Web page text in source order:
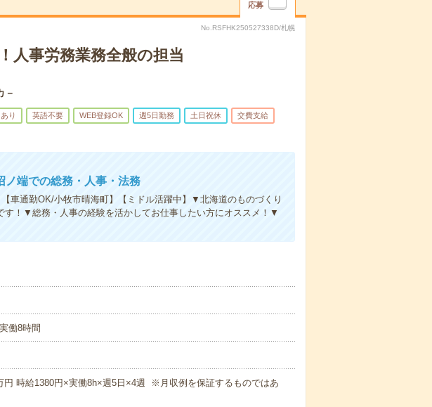
応募
No.RSFHK250527338D/札幌
人事労務業務全般の担当
－
り 英語不要 WEB登録OK 週5日勤務 土日祝休 交費支給
ノ端での総務・人事・法務
【車通勤OK/小牧市晴海町】【ミドル活躍中】▼北海道のものづくり
す！▼総務・人事の経験を活かしてお仕事したい方にオススメ！▼
働8時間
時給1380円×実働8h×週5日×4週 ※月収例を保証するものではあ